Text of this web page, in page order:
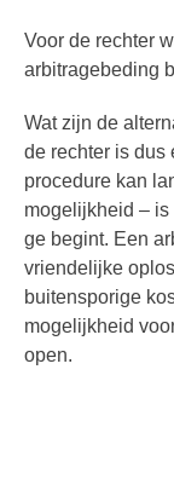
Voor de rechter
arbitragebeding
Wat zijn de
de rechter is dus
procedure kan
mogelijkheid –
ge begint. Een
vriendelijke
buitensporige
mogelijkheid
open.